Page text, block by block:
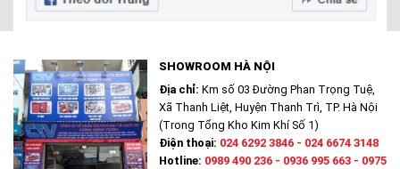
SHOWROOM HÀ NỘI
Địa chỉ: Km số 03 Đường Phan Trọng Tuệ,
Xã Thanh Liệt, Huyện Thanh Trì, TP. Hà Nội
(Trong Tổng Kho Kim Khí Số 1)
Điện thoại: 024 6292 3846 - 024 6674 3148
Hotline: 0989 490 236 - 0936 995 663 - 0975